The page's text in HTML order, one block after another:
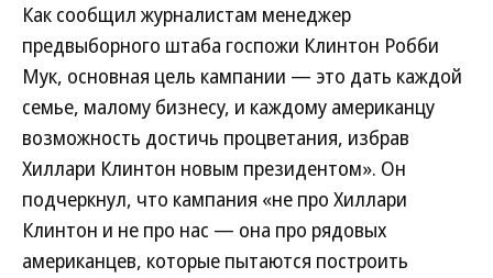
Как сообщил журналистам менеджер
предвыборного штаба госпожи Клинтон Робби
Мук, основная цель кампании — это дать каждой
семье, малому бизнесу, и каждому американцу
возможность достичь процветания, избрав
Хиллари Клинтон новым президентом». Он
подчеркнул, что кампания «не про Хиллари
Клинтон и не про нас — она про рядовых
американцев, которые пытаются построить